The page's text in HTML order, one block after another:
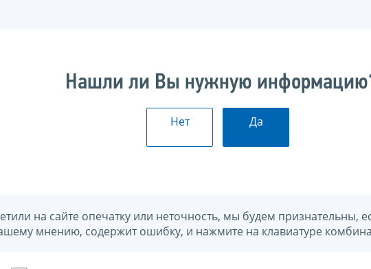
Нашли ли Вы нужную
Нет Да
на сайте опечатку или неточность, мы будем признательны,
мнению, содержит ошибку, и нажмите на клавиатуре